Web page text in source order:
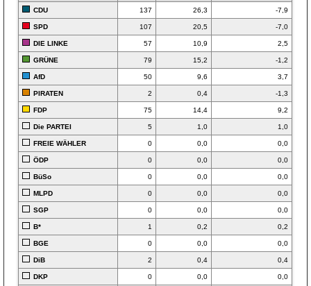
CDU 137 26,3 -7,9
SPD 107 20,5 -7,0
DIE LINKE 57 10,9 2,5
GRÜNE 79 15,2 -1,2
AfD 50 9,6 3,7
PIRATEN 2 0,4 -1,3
FDP 75 14,4 9,2
Die PARTEI 5 1,0 1,0
FREIE WÄHLER 0 0,0 0,0
ÖDP 0 0,0 0,0
BüSo 0 0,0 0,0
MLPD 0 0,0 0,0
SGP 0 0,0 0,0
B* 1 0,2 0,2
BGE 0 0,0 0,0
DiB 2 0,4 0,4
DKP 0 0,0 0,0